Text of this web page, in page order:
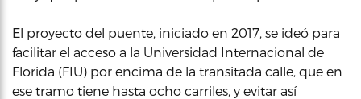
El proyecto del puente, iniciado en 2017, se ideó para
facilitar el acceso a la Universidad Internacional de
Florida (FIU) por encima de la transitada calle, que en
ese tramo tiene hasta ocho carriles, y evitar así